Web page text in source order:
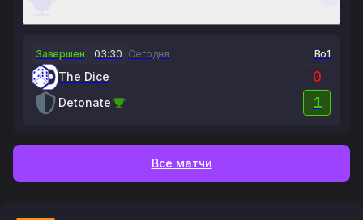
Завершен 03:30 Сегодня Bo1
The Dice 0
Detonate 1
Все матчи